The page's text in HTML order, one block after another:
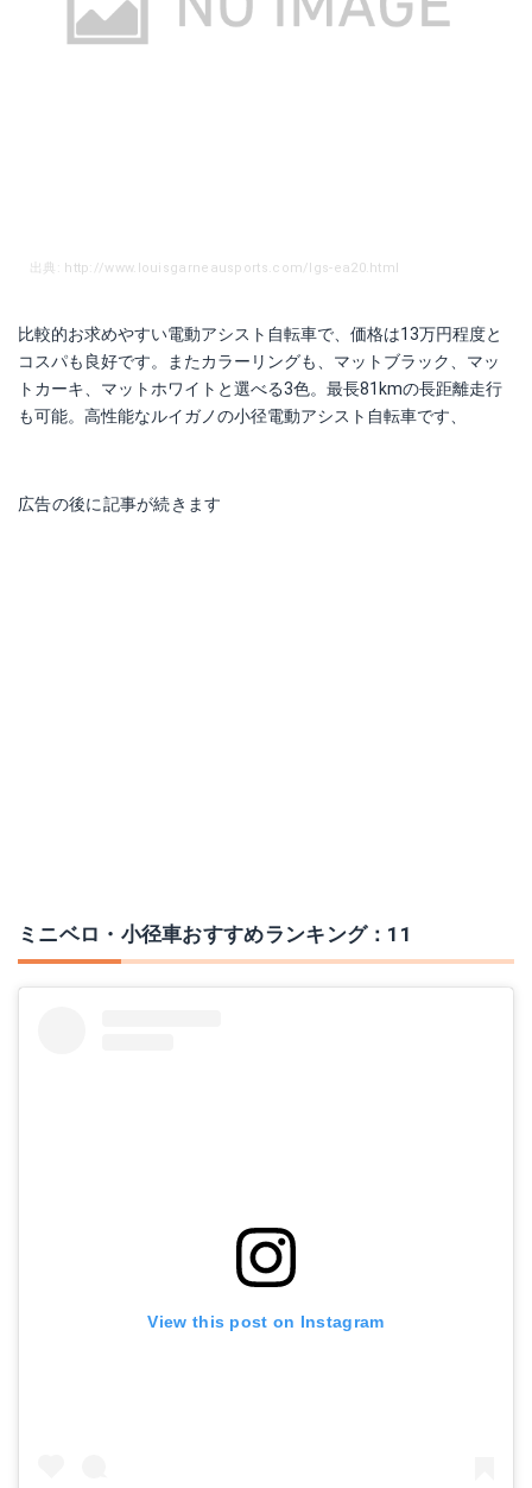
出典: http://www.louisgarneausports.com/lgs-ea20.html
比較的お求めやすい電動アシスト自転車で、価格は13万円程度と
コスパも良好です。またカラーリングも、マットブラック、マッ
トカーキ、マットホワイトと選べる3色。最長81kmの長距離走行
も可能。高性能なルイガノの小径電動アシスト自転車です、
広告の後に記事が続きます
ミニベロ・小径車おすすめランキング：11
View this post on Instagram